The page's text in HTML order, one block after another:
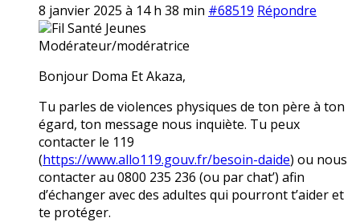
8 janvier 2025 à 14 h 38 min #68519 Répondre
Fil Santé Jeunes
Modérateur/modératrice
Bonjour Doma Et Akaza,
Tu parles de violences physiques de ton père à ton
égard, ton message nous inquiète. Tu peux
contacter le 119
(https://www.allo119.gouv.fr/besoin-daide) ou nous
contacter au 0800 235 236 (ou par chat’) afin
d’échanger avec des adultes qui pourront t’aider et
te protéger.